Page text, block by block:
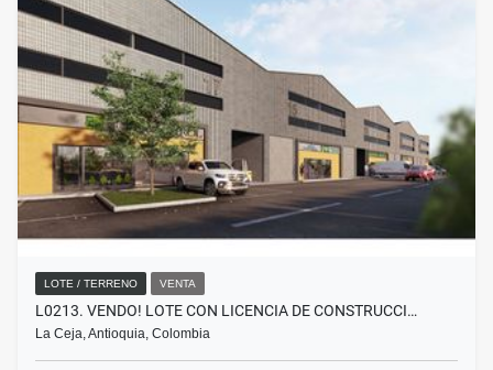
LOTE / TERRENO VENTA
L0213. VENDO! LOTE CON LICENCIA DE CONSTRUCCI…
La Ceja, Antioquia, Colombia